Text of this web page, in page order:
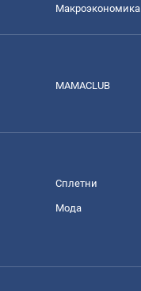
Mакроэкономика
MAMACLUB
Сплетни
Мода